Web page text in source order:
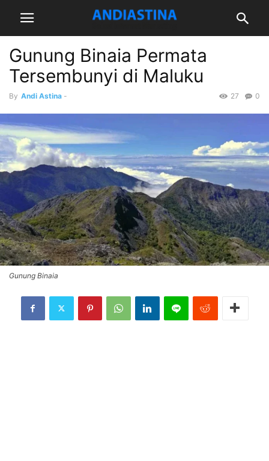
Gunung Binaia Permata
Tersembunyi di Maluku
By Andi Astina - 0
27
Gunung Binaia